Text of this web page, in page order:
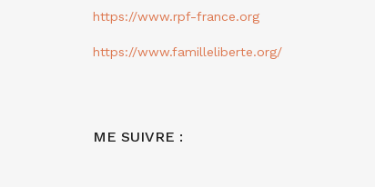
https://www.rpf-france.org
https://www.familleliberte.org/
ME SUIVRE :